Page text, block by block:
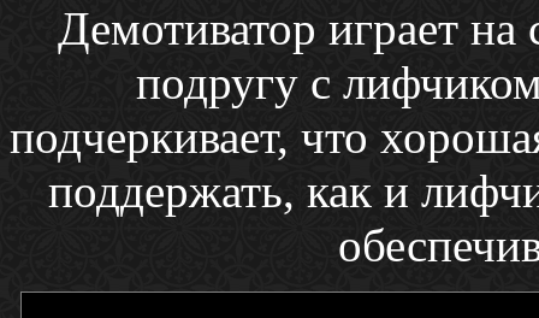
Демотиватор играет
подругу с
подчеркивает, что
поддержать, как и